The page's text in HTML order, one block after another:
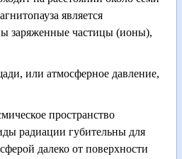
является
заряженные частицы (ионы),
или атмосферное давление,
пространство
радиации губительны для
далеко от поверхности